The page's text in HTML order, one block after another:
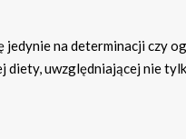
na determinacji czy
diety, uwzględniającej nie